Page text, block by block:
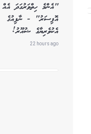
"އެންމެ ހިތްވަރުގަދަ އެއް
އޮފިސަރު" - ނާފިއުގެ
އެކުވެރިޔާގެ ޝުއޫރު!
22 hours ago